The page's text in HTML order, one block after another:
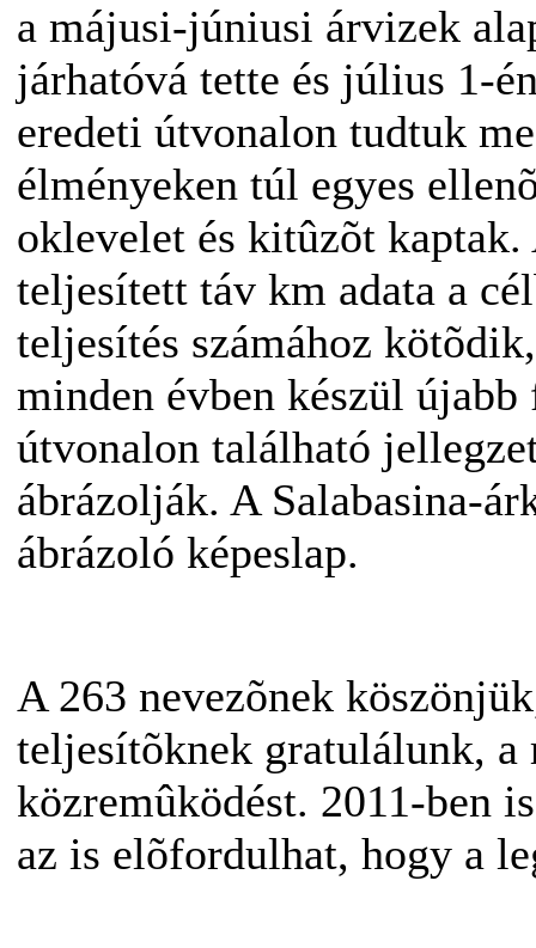
a májusi-júniusi árvizek
járhatóvá tette és július 1-
eredeti útvonalon tudtuk
élményeken túl egyes
oklevelet és kitûzõt kaptak.
teljesített táv km adata a
teljesítés számához
minden évben készül
útvonalon található
ábrázolják. A Salabasina-
ábrázoló képeslap.
A 263 nevezõnek
teljesítõknek gratulálunk, a
közremûködést. 2011-ben
az is elõfordulhat, hogy a